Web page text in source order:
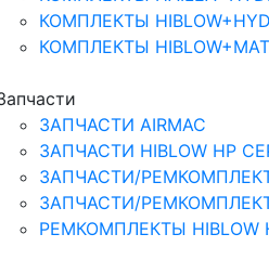
КОМПЛЕКТЫ
КОМПЛЕКТЫ
ЗАПЧАСТИ AIRMAC
ЗАПЧАСТИ HIBLOW HP
ЗАПЧАСТИ/
ЗАПЧАСТИ/
РЕМКОМПЛЕКТЫ HIBLOW